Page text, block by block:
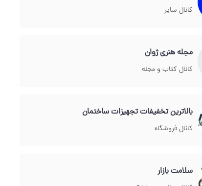
کانال سایر
مجله هنري ژوان
کانال کتاب و مجله
بالاترین تخفیفات تجهیزات ساختمان
کانال فروشگاه
سلامت بازار